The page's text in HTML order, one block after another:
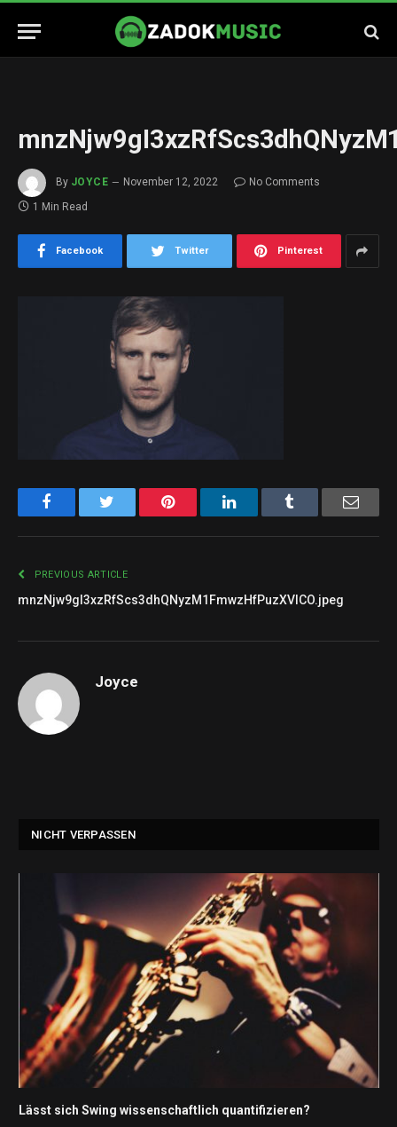
By JOYCE November 12, 2022
No Comments
1 Min Read
Facebook Twitter Pinterest
Facebook Pinterest LinkedIn Email
PREVIOUS ARTICLE
mnzNjw9gI3xzRfScs3dhQNyzM1FmwzHfPuzXVlCO.jpeg
Joyce
NICHT VERPASSEN
Lässt sich Swing wissenschaftlich quantifizieren?